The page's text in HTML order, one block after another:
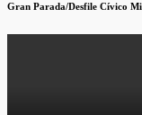
Gran Parada/Desfile Cívico